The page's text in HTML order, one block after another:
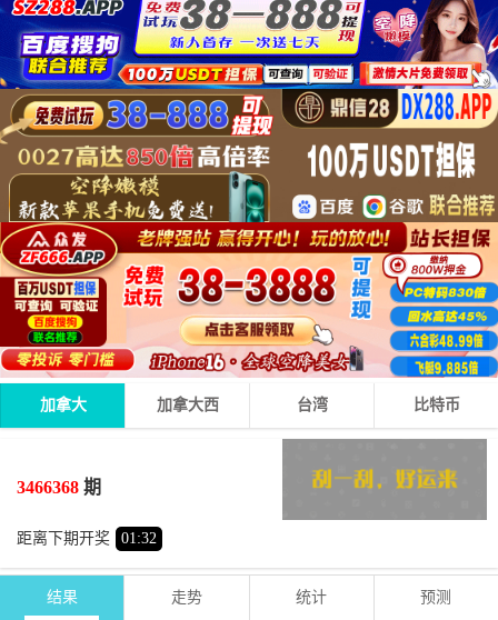
加拿大 加拿大西 台湾 比特币
3466368 期
距离下期开奖 01:32
7 + 3 + 9 = 19
期号 号码
结果 走势 统计 预测